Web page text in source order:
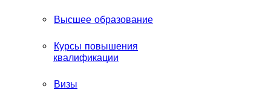
Высшее образование
Курсы повышения
квалификации
Визы